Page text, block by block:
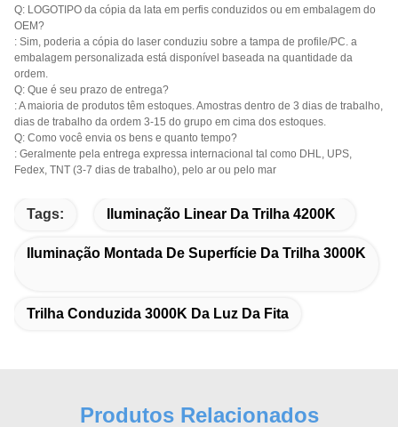
Q: LOGOTIPO da cópia da lata em perfis conduzidos ou em embalagem do
OEM?
: Sim, poderia a cópia do laser conduziu sobre a tampa de profile/PC. a
embalagem personalizada está disponível baseada na quantidade da
ordem.
Q: Que é seu prazo de entrega?
: A maioria de produtos têm estoques. Amostras dentro de 3 dias de trabalho,
dias de trabalho da ordem 3-15 do grupo em cima dos estoques.
Q: Como você envia os bens e quanto tempo?
: Geralmente pela entrega expressa internacional tal como DHL, UPS,
Fedex, TNT (3-7 dias de trabalho), pelo ar ou pelo mar
Tags: Iluminação Linear Da Trilha 4200K
Iluminação Montada De Superfície Da Trilha 3000K
Trilha Conduzida 3000K Da Luz Da Fita
Produtos Relacionados